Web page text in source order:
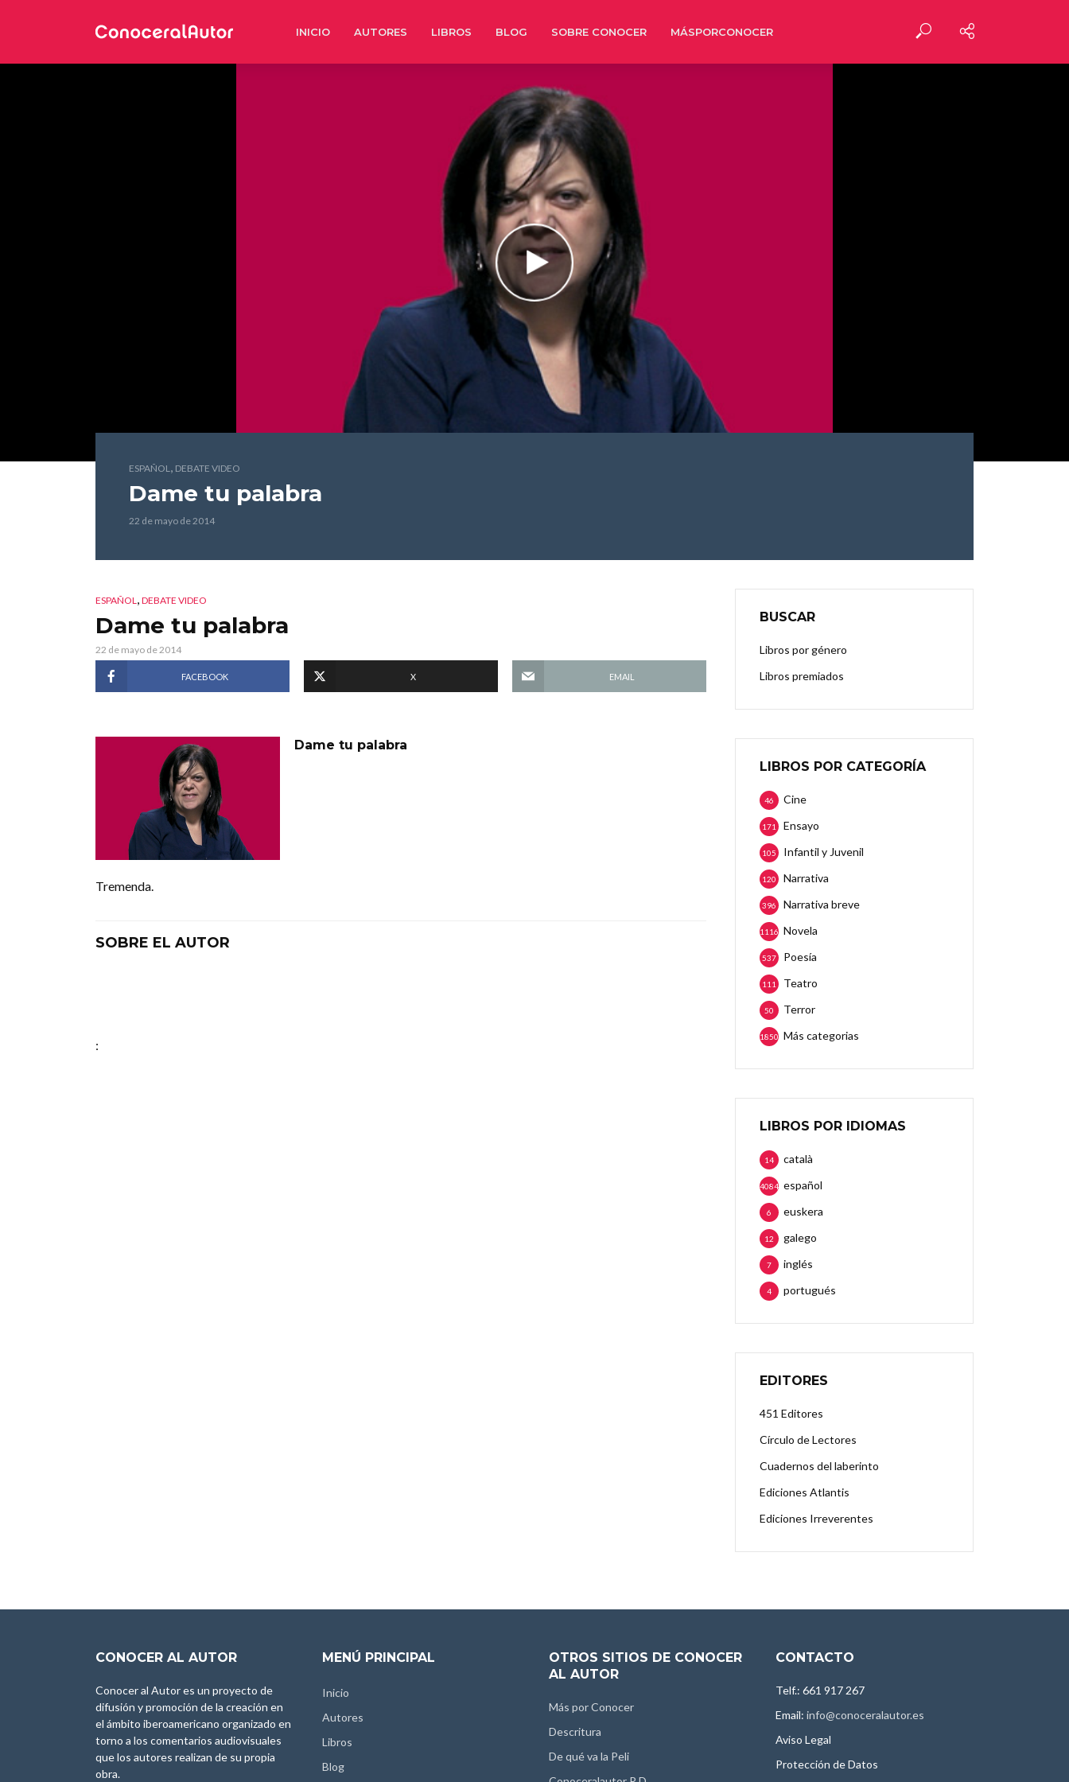
INICIO AUTORES LIBROS BLOG SOBRE CONOCER MÁSPORCONOCER
ESPAÑOL, DEBATE VIDEO
Dame tu palabra
22 de mayo de 2014
ESPAÑOL, DEBATE VIDEO
Dame tu palabra
22 de mayo de 2014
FACEBOOK X EMAIL
Dame tu palabra
Tremenda.
SOBRE EL AUTOR
:
BUSCAR
Libros por género
Libros premiados
LIBROS POR CATEGORÍA
Cine
46
Ensayo
171
Infantil y Juvenil
105
Narrativa
120
Narrativa breve
396
Novela
1116
Poesía
537
Teatro
111
Terror
50
Más categorias
1850
LIBROS POR IDIOMAS
català
14
español
4084
euskera
6
galego
12
inglés
7
portugués
4
EDITORES
451 Editores
Círculo de Lectores
Cuadernos del laberinto
Ediciones Atlantis
Ediciones Irreverentes
CONOCER AL AUTOR
Conocer al Autor es un proyecto de
difusión y promoción de la creación en
el ámbito iberoamericano organizado en
torno a los comentarios audiovisuales
que los autores realizan de su propia
obra.
MENÚ PRINCIPAL
Inicio
Autores
Libros
Blog
OTROS SITIOS DE CONOCER
AL AUTOR
Más por Conocer
Descritura
De qué va la Peli
CONTACTO
Telf.: 661 917 267
Email: info@conoceralautor.es
Aviso Legal
Protección de Datos